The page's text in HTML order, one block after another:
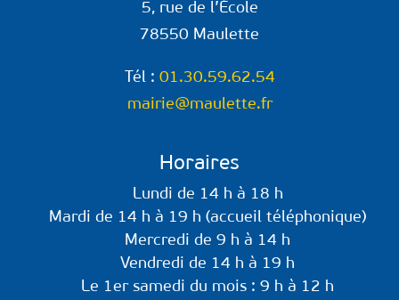
5, rue de l’École
78550 Maulette
Tél : 01.30.59.62.54
mairie@maulette.fr
Horaires
Lundi de 14 h à 18 h
Mardi de 14 h à 19 h (accueil téléphonique)
Mercredi de 9 h à 14 h
Vendredi de 14 h à 19 h
Le 1er samedi du mois : 9 h à 12 h